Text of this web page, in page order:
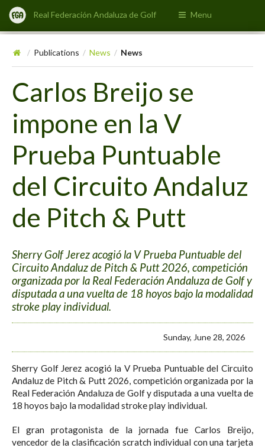
Real Federación Andaluza de Golf Menu
/ Publications / News / News
Carlos Breijo se
impone en la V
Prueba Puntuable
del Circuito Andaluz
de Pitch & Putt
Sherry Golf Jerez acogió la V Prueba Puntuable del
Circuito Andaluz de Pitch & Putt 2026, competición
organizada por la Real Federación Andaluza de Golf y
disputada a una vuelta de 18 hoyos bajo la modalidad
stroke play individual.
Sunday, June 28, 2026
Sherry Golf Jerez acogió la V Prueba Puntuable del Circuito
Andaluz de Pitch & Putt 2026, competición organizada por la
Real Federación Andaluza de Golf y disputada a una vuelta de
18 hoyos bajo la modalidad stroke play individual.
El gran protagonista de la jornada fue Carlos Breijo,
vencedor de la clasificación scratch individual con una tarjeta